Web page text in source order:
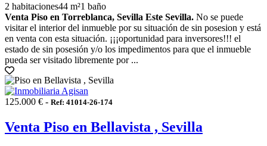
2 habitaciones44 m²1 baño
Venta Piso en Torreblanca, Sevilla Este Sevilla. No se puede
visitar el interior del inmueble por su situación de sin posesion y está
en venta con esta situación. ¡¡¡oportunidad para inversores!!! el
estado de sin posesión y/o los impedimentos para que el inmueble
pueda ser visitado libremente por ...
125.000 € - Ref: 41014-26-174
Venta Piso en Bellavista , Sevilla